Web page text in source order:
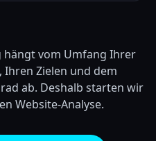
vom Umfang Ihrer
Ihren Zielen und dem
ab. Deshalb starten wir
Website-Analyse.